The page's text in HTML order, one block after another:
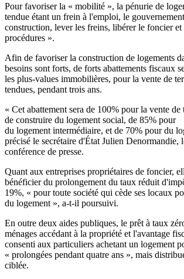
Pour favoriser la « mobilité », la pénurie de
tendue étant un frein à l'emploi, le
construction, lever les freins, libérer le foncier
procédures ».
Afin de favoriser la construction de logements
besoins sont forts, de forts abattements fiscaux
les plus-values immobilières, pour la vente de
tendues, pendant trois ans.
« Cet abattement sera de 100% pour la vente de
de construire du logement social, de 85% pour
du logement intermédiaire, et de 70% pour du
précisé le secrétaire d'État Julien Denormandie,
conférence de presse.
Quant aux entreprises propriétaires de foncier,
bénéficier du prolongement du taux réduit
19%, « pour toute société qui cède ses locaux
du logement », a-t-il poursuivi.
En outre deux aides publiques, le prêt à taux
ménages accédant à la propriété et l'avantage
consenti aux particuliers achetant un logement
« prolongées pendant quatre ans », mais
ciblée.